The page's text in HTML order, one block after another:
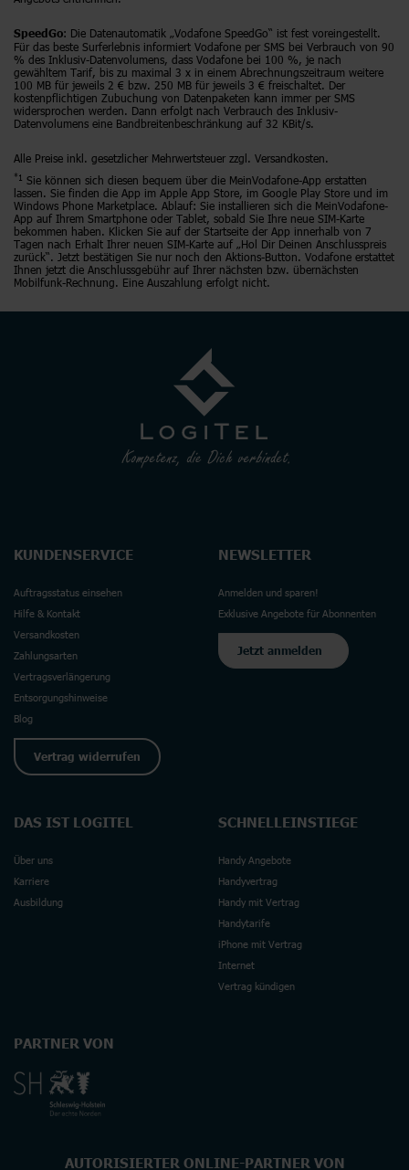
SpeedGo: Die Datenautomatik „Vodafone SpeedGo“ ist fest voreingestellt.
Für das beste Surferlebnis informiert Vodafone per SMS bei Verbrauch von 90
% des Inklusiv-Datenvolumens, dass Vodafone bei 100 %, je nach
gewähltem Tarif, bis zu maximal 3 x in einem Abrechnungszeitraum weitere
100 MB für jeweils 2 € bzw. 250 MB für jeweils 3 € freischaltet. Der
kostenpflichtigen Zubuchung von Datenpaketen kann immer per SMS
widersprochen werden. Dann erfolgt nach Verbrauch des Inklusiv-
Datenvolumens eine Bandbreitenbeschränkung auf 32 KBit/s.
Alle Preise inkl. gesetzlicher Mehrwertsteuer zzgl. Versandkosten.
*1 Sie können sich diesen bequem über die MeinVodafone-App erstatten
lassen. Sie finden die App im Apple App Store, im Google Play Store und im
Windows Phone Marketplace. Ablauf: Sie installieren sich die MeinVodafone-
App auf Ihrem Smartphone oder Tablet, sobald Sie Ihre neue SIM-Karte
bekommen haben. Klicken Sie auf der Startseite der App innerhalb von 7
Tagen nach Erhalt Ihrer neuen SIM-Karte auf „Hol Dir Deinen Anschlusspreis
zurück“. Jetzt bestätigen Sie nur noch den Aktions-Button. Vodafone erstattet
Ihnen jetzt die Anschlussgebühr auf Ihrer nächsten bzw. übernächsten
Mobilfunk-Rechnung. Eine Auszahlung erfolgt nicht.
KUNDENSERVICE
Auftragsstatus einsehen
Hilfe & Kontakt
Versandkosten
Zahlungsarten
Vertragsverlängerung
Entsorgungshinweise
Blog
Vertrag widerrufen
NEWSLETTER
Anmelden und sparen!
Exklusive Angebote für Abonnenten
Jetzt anmelden
DAS IST LOGITEL
Über uns
Karriere
Ausbildung
SCHNELLEINSTIEGE
Handy Angebote
Handyvertrag
Handy mit Vertrag
Handytarife
iPhone mit Vertrag
Internet
Vertrag kündigen
PARTNER VON
AUTORISIERTER ONLINE-PARTNER VON